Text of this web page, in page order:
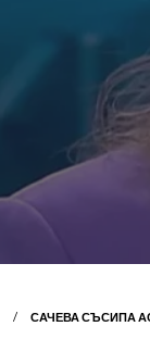
САЧЕВА СЪСИПА